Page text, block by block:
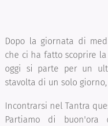
Dopo la giornata di
che ci ha fatto scoprire
oggi si parte per un
stavolta di un solo
Incontrarsi nel Tantra
Partiamo di